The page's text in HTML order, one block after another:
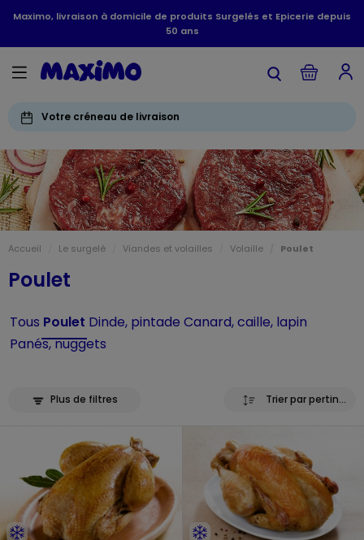
Maximo, livraison à domicile de produits Surgelés et Epicerie depuis
50 ans
Votre créneau de livraison
Accueil Le surgelé Viandes et volailles Volaille Poulet
Poulet
Tous Poulet Dinde, pintade Canard, caille, lapin
Panés, nuggets
Plus de filtres Trier par pertinence